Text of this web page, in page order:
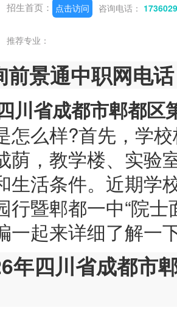
招生首页： 点击访问 咨询电话：
推荐专业：
前景通中职网电
川省成都市郫都区
怎么样?首先，学
荫，教学楼、实验
生活条件。近期学
行暨郫都一中“院
一起来详细了解一
年四川省成都市